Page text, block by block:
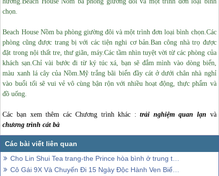
chọn.
Beach House Nồm ba phòng giường đôi và một trình đơn loại bình chọn.Các
phòng cũng được trang bị với các tiện nghi cơ bản.Ban công nhà trọ được
đặt trong nội thất tre, thư giãn, máy.Các tầm nhìn tuyệt vời từ các phòng của
khách sạn.Chỉ vài bước đi từ ký túc xá, bạn sẽ đắm mình vào dòng biển,
màu xanh lá cây của Nồm.Mỹ trắng bãi biển đầy cát ở dưới chân nhà nghỉ
vào buổi tối sẽ vui vẻ vô cùng bận rộn với nhiều hoạt động, thực phẩm và
đồ uống.
Các bạn xem thêm các Chương trình khác :trải nghiệm quan lạn và
chương trình cát bà
Cho Lin Shui Tea trang-the Prince hòa bình ở trung tâm của bán đảo sơn trà
Cô Gái 9X Và Chuyến Đi 15 Ngày Độc Hành Ven Biển Nam Trung Bộ